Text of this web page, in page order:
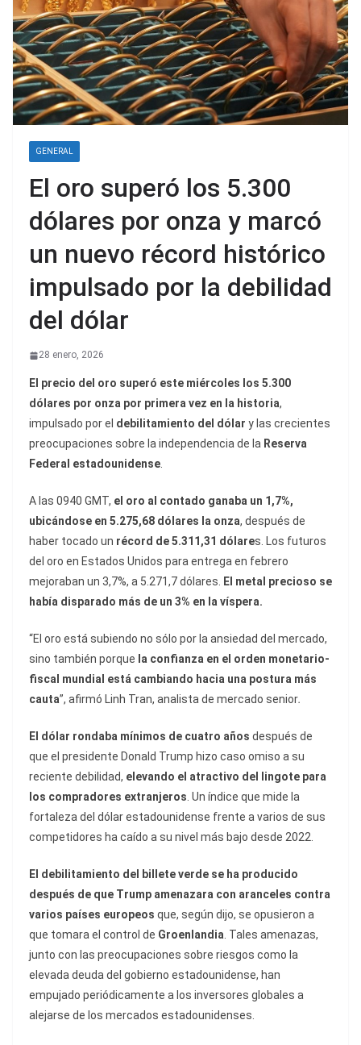
GENERAL
El oro superó los 5.300
dólares por onza y marcó
un nuevo récord histórico
impulsado por la debilidad
del dólar
28 enero, 2026
El precio del oro superó este miércoles los 5.300
dólares por onza por primera vez en la historia,
impulsado por el debilitamiento del dólar y las crecientes
preocupaciones sobre la independencia de la Reserva
Federal estadounidense.
A las 0940 GMT, el oro al contado ganaba un 1,7%,
ubicándose en 5.275,68 dólares la onza, después de
haber tocado un récord de 5.311,31 dólares. Los futuros
del oro en Estados Unidos para entrega en febrero
mejoraban un 3,7%, a 5.271,7 dólares. El metal precioso se
había disparado más de un 3% en la víspera.
“El oro está subiendo no sólo por la ansiedad del mercado,
sino también porque la confianza en el orden monetario-
fiscal mundial está cambiando hacia una postura más
cauta”, afirmó Linh Tran, analista de mercado senior.
El dólar rondaba mínimos de cuatro años después de
que el presidente Donald Trump hizo caso omiso a su
reciente debilidad, elevando el atractivo del lingote para
los compradores extranjeros. Un índice que mide la
fortaleza del dólar estadounidense frente a varios de sus
competidores ha caído a su nivel más bajo desde 2022.
El debilitamiento del billete verde se ha producido
después de que Trump amenazara con aranceles contra
varios países europeos que, según dijo, se opusieron a
que tomara el control de Groenlandia. Tales amenazas,
junto con las preocupaciones sobre riesgos como la
elevada deuda del gobierno estadounidense, han
empujado periódicamente a los inversores globales a
alejarse de los mercados estadounidenses.